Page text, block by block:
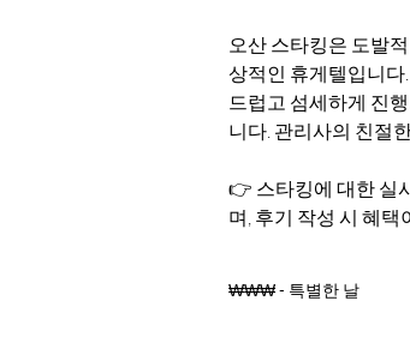
오산 스타킹은 도발
상적인 휴게텔입니다
드럽고 섬세하게 진
니다. 관리사의 친절
👉 스타킹에 대한 실
며, 후기 작성 시 혜택
₩₩₩ - 특별한 날